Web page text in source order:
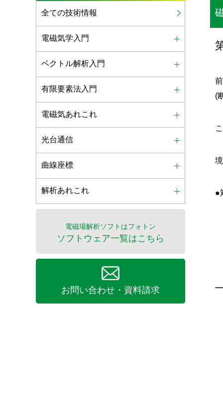
(
●
全ての技術情報
電磁気学入門
ベクトル解析入門
有限要素法入門
電磁気あれこれ
光台通信
曲線座標
解析あれこれ
電磁場解析ソフトはフォトン
ソフトウェア一覧はこちら
お問い合わせ・資料請求